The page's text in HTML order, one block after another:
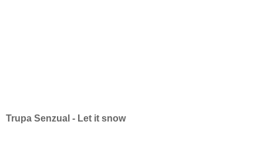
Trupa Senzual - Let it snow